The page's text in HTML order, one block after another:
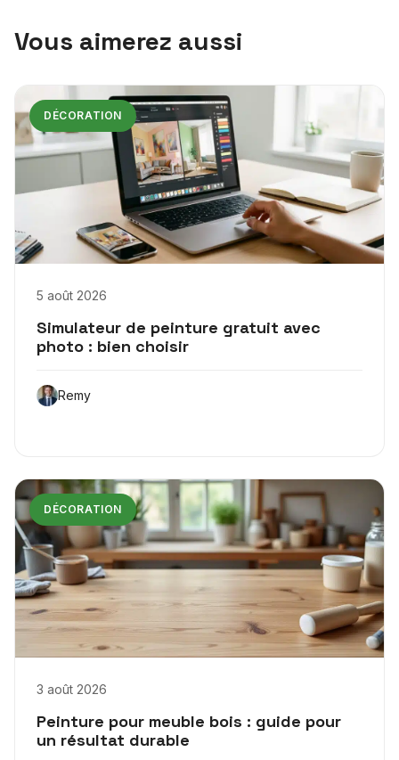
Vous aimerez aussi
DÉCORATION
5 août 2026
Simulateur de peinture gratuit avec
photo : bien choisir
Remy
DÉCORATION
3 août 2026
Peinture pour meuble bois : guide pour
un résultat durable